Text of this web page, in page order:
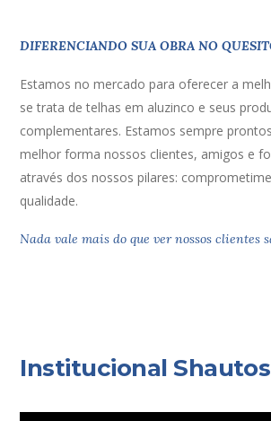
DIFERENCIANDO SUA OBRA NO
Estamos no mercado para oferecer a
se trata de telhas em aluzinco e seus
complementares. Estamos sempre
melhor forma nossos clientes, amigos e
através dos nossos pilares:
qualidade.
Nada vale mais do que ver nossos clientes
Institucional